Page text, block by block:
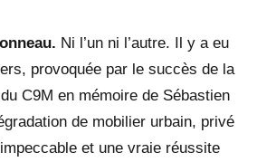
Ni l’un ni l’autre. Il y a eu
provoquée par le succès de la
C9M en mémoire de Sébastien
de mobilier urbain, privé
et une vraie réussite